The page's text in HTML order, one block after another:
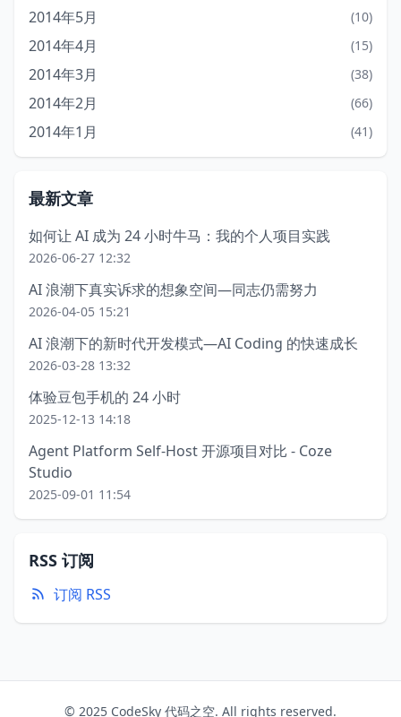
2014年5月 (10)
2014年4月 (15)
2014年3月 (38)
2014年2月 (66)
2014年1月 (41)
最新文章
如何让 AI 成为 24 小时牛马：我的个人项目实践
2026-06-27 12:32
AI 浪潮下真实诉求的想象空间—同志仍需努力
2026-04-05 15:21
AI 浪潮下的新时代开发模式—AI Coding 的快速成长
2026-03-28 13:32
体验豆包手机的 24 小时
2025-12-13 14:18
Agent Platform Self-Host 开源项目对比 - Coze
Studio
2025-09-01 11:54
RSS 订阅
订阅 RSS
© 2025 CodeSky 代码之空. All rights reserved.